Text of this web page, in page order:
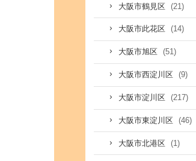
大阪市鶴見区 (21)
大阪市此花区 (14)
大阪市旭区 (51)
大阪市西淀川区 (9)
大阪市淀川区 (217)
大阪市東淀川区 (46)
大阪市北港区 (1)